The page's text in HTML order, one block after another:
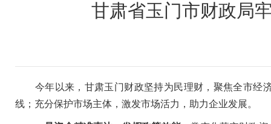
甘肃省玉门市财政局
今年以来，甘肃玉门财政坚持为民理财，聚焦全市经
线；充分保护市场主体，激发市场活力，助力企业发展。